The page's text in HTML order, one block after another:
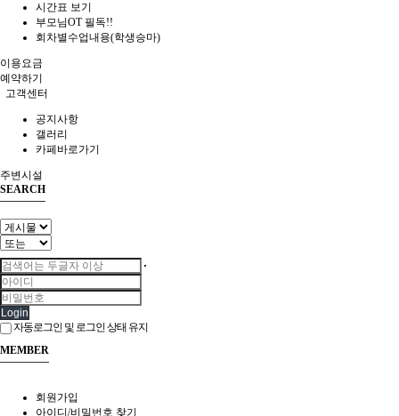
시간표 보기
부모님OT 필독!!
회차별수업내용(학생승마)
이용요금
예약하기
고객센터
공지사항
갤러리
카페바로가기
주변시설
SEARCH
Login
자동로그인 및 로그인 상태 유지
MEMBER
회원가입
아이디/비밀번호 찾기